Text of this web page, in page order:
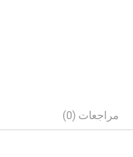
مراجعات (0)